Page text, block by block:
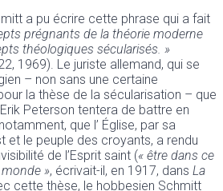
a pu écrire cette phrase qui a fait
prégnants de la théorie moderne
théologiques sécularisés. »
1969). Le juriste allemand, qui se
– non sans une certaine
la thèse de la sécularisation – que
Peterson tentera de battre en
que l’ Église, par sa
et le peuple des croyants, a rendu
de l’Esprit saint (« être dans ce
», écrivait-il, en 1917, dans La
cette thèse, le hobbesien Schmitt